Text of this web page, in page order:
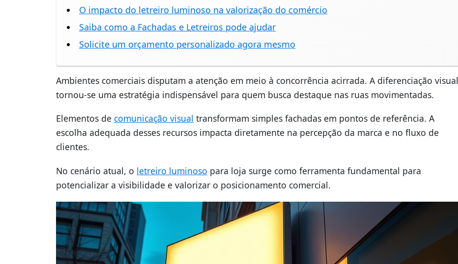
O impacto do letreiro luminoso na valorização do comércio
Saiba como a Fachadas e Letreiros pode ajudar
Solicite um orçamento personalizado agora mesmo
Ambientes comerciais disputam a atenção em meio à concorrência acirrada. A diferenciação visual
tornou-se uma estratégia indispensável para quem busca destaque nas ruas movimentadas.
Elementos de comunicação visual transformam simples fachadas em pontos de referência. A
escolha adequada desses recursos impacta diretamente na percepção da marca e no fluxo de
clientes.
No cenário atual, o letreiro luminoso para loja surge como ferramenta fundamental para
potencializar a visibilidade e valorizar o posicionamento comercial.